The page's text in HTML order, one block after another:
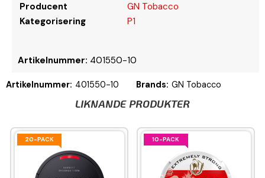
Producent
GN Tobacco
Kategorisering
P1
Artikelnummer: 401550-10
Artikelnummer: 401550-10 Brands: GN Tobacco
LIKNANDE PRODUKTER
20-PACK 10-PACK